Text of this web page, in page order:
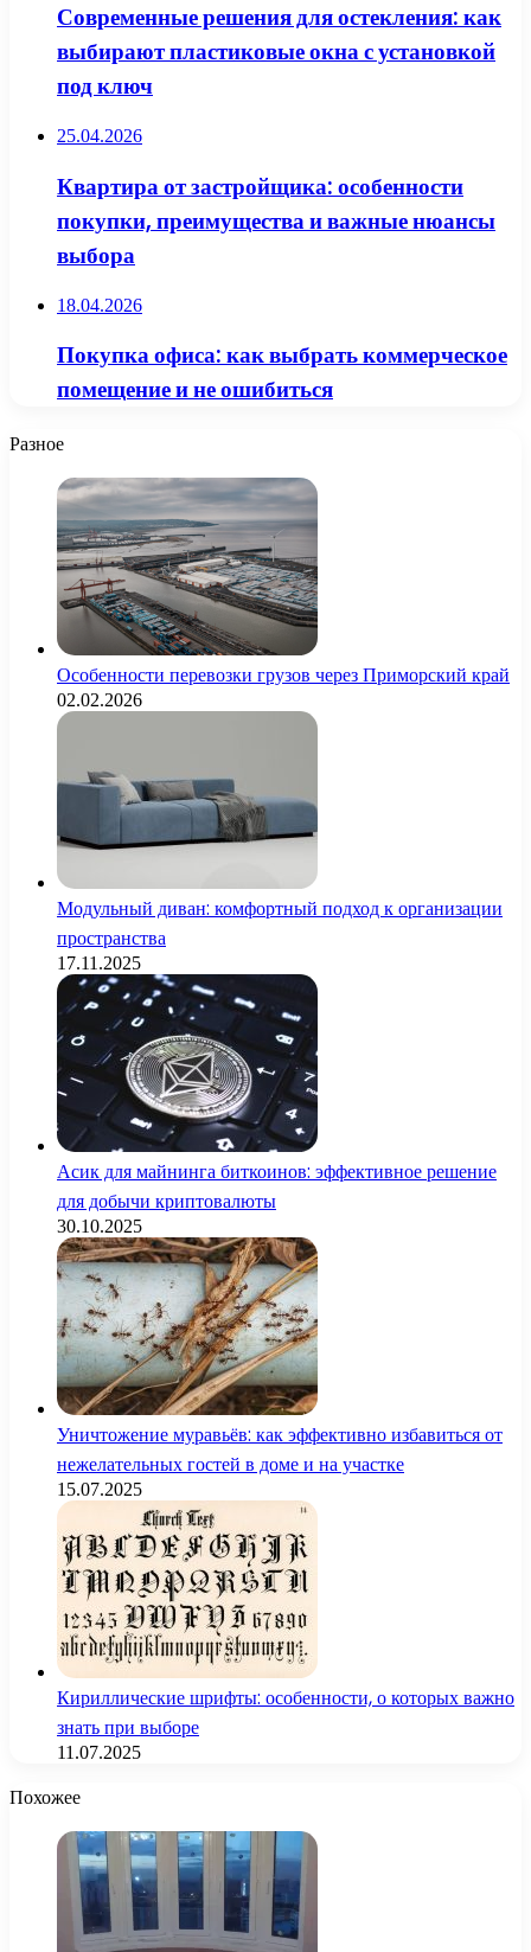
Современные решения для остекления: как
выбирают пластиковые окна с установкой
под ключ
25.04.2026
Квартира от застройщика: особенности
покупки, преимущества и важные нюансы
выбора
18.04.2026
Покупка офиса: как выбрать коммерческое
помещение и не ошибиться
Разное
Особенности перевозки грузов через Приморский край
02.02.2026
Модульный диван: комфортный подход к организации
пространства
17.11.2025
Асик для майнинга биткоинов: эффективное решение
для добычи криптовалюты
30.10.2025
Уничтожение муравьёв: как эффективно избавиться от
нежелательных гостей в доме и на участке
15.07.2025
Кириллические шрифты: особенности, о которых важно
знать при выборе
11.07.2025
Похожее